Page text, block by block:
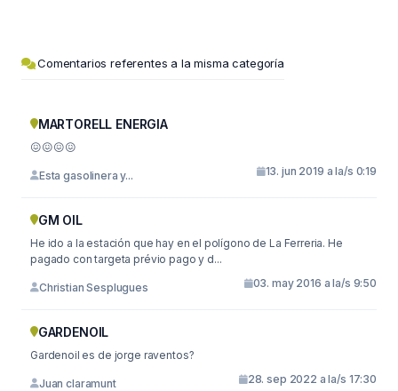
Comentarios referentes a la misma categoría
MARTORELL ENERGIA
😖😖😖😖
Esta gasolinera y... 13. jun 2019 a la/s 0:19
GM OIL
He ido a la estación que hay en el polígono de La Ferreria. He
pagado con targeta prévio pago y d...
Christian Sesplugues 03. may 2016 a la/s 9:50
GARDENOIL
Gardenoil es de jorge raventos?
Juan claramunt 28. sep 2022 a la/s 17:30